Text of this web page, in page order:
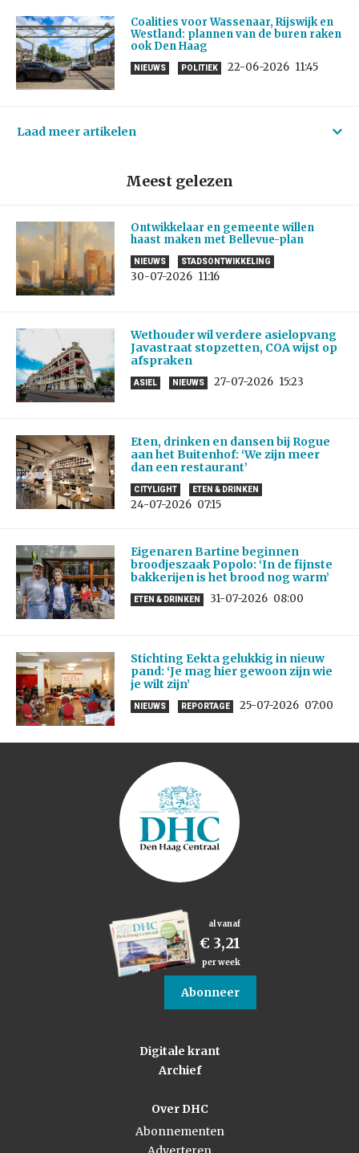
Coalities voor Wassenaar, Rijswijk en
Westland: plannen van de buren raken
ook Den Haag
NIEUWS POLITIEK 22-06-2026 11:45
Laad meer artikelen
Meest gelezen
Ontwikkelaar en gemeente willen
haast maken met Bellevue-plan
NIEUWS STADSONTWIKKELING
30-07-2026 11:16
Wethouder wil verdere asielopvang
Javastraat stopzetten, COA wijst op
afspraken
ASIEL NIEUWS 27-07-2026 15:23
Eten, drinken en dansen bij Rogue
aan het Buitenhof: ‘We zijn meer
dan een restaurant’
CITYLIGHT ETEN & DRINKEN
24-07-2026 07:15
Eigenaren Bartine beginnen
broodjeszaak Popolo: ‘In de fijnste
bakkerijen is het brood nog warm’
ETEN & DRINKEN 31-07-2026 08:00
Stichting Eekta gelukkig in nieuw
pand: ‘Je mag hier gewoon zijn wie
je wilt zijn’
NIEUWS REPORTAGE 25-07-2026 07:00
al vanaf
€ 3,21
per week
Abonneer
Digitale krant
Archief
Over DHC
Abonnementen